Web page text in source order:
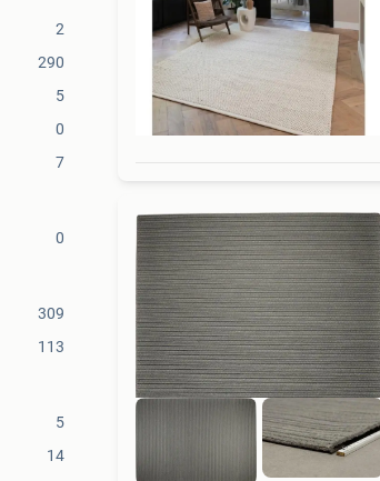
2
290
5
0
7
0
309
113
5
14